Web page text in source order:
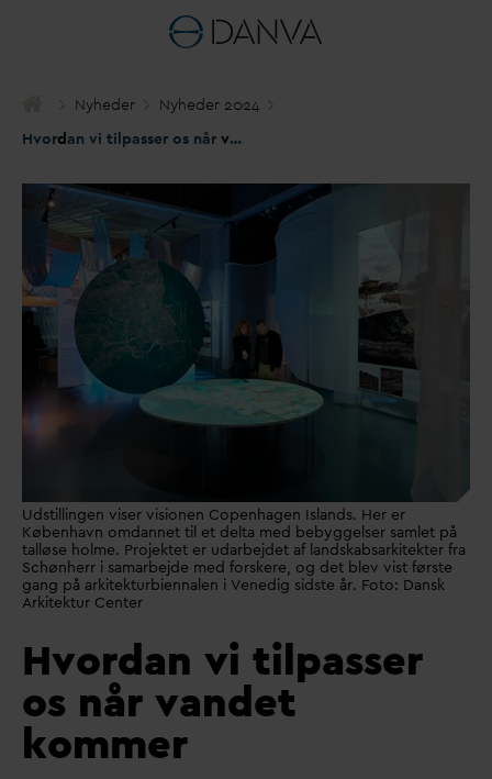
Nyheder
Nyheder 2024
Hvordan vi tilpasser os når vandet kommer
Udstillingen viser visionen Copenhagen Islands. Her er
København omdannet til et delta med bebyggelser samlet på
talløse holme. Projektet er udarbejdet af landskabsarkitekter fra
Schønherr i samarbejde med forskere, og det blev vist første
gang på arkitekturbiennalen i Venedig sidste år. Foto: Dansk
Arkitektur Center
Hvordan vi tilpasser
os når vandet
kommer